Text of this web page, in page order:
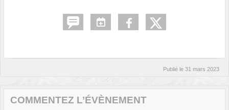
Publié le 31 mars 2023
COMMENTEZ L’ÉVÈNEMENT